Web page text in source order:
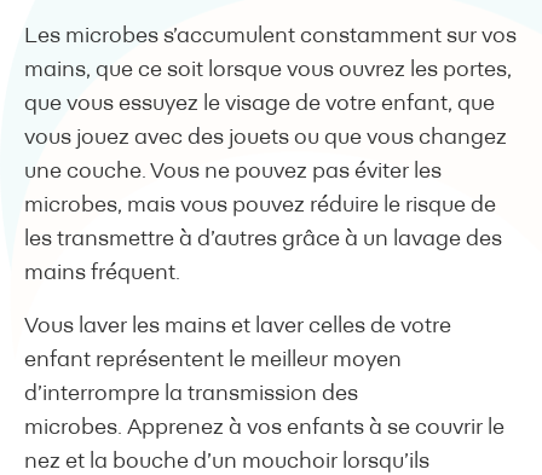
Les microbes s’accumulent constamment sur vos
mains, que ce soit lorsque vous ouvrez les portes,
que vous essuyez le visage de votre enfant, que
vous jouez avec des jouets ou que vous changez
une couche. Vous ne pouvez pas éviter les
microbes, mais vous pouvez réduire le risque de
les transmettre à d’autres grâce à un lavage des
mains fréquent.
Vous laver les mains et laver celles de votre
enfant représentent le meilleur moyen
d’interrompre la transmission des
microbes. Apprenez à vos enfants à se couvrir le
nez et la bouche d’un mouchoir lorsqu’ils